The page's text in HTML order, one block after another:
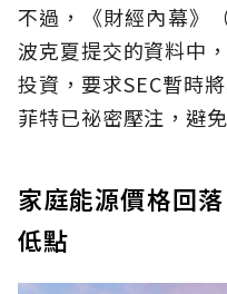
不過，《財經內幕》
波克夏提交的資料中
投資，要求SEC暫時
菲特已祕密壓注，避
家庭能源價格回
低點